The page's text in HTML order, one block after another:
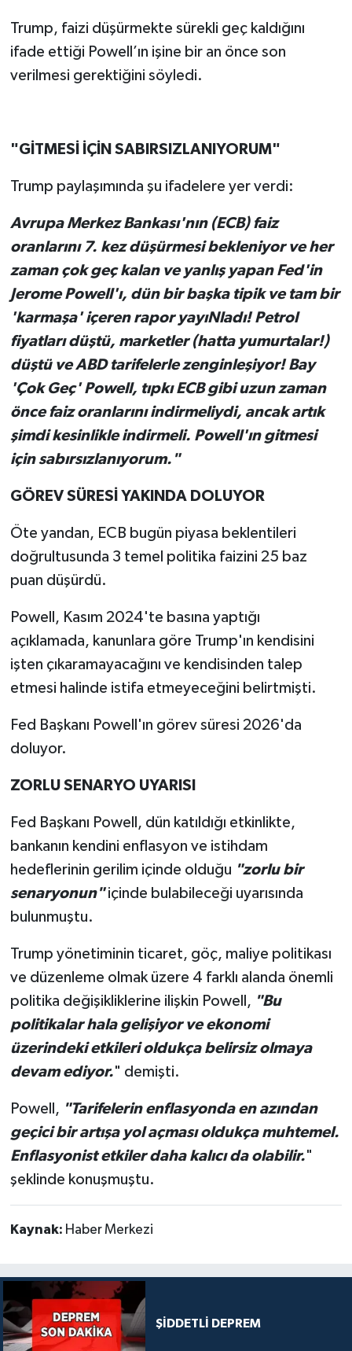
Trump, faizi düşürmekte sürekli geç kaldığını
ifade ettiği Powell’ın işine bir an önce son
verilmesi gerektiğini söyledi.
"GİTMESİ İÇİN SABIRSIZLANIYORUM"
Trump paylaşımında şu ifadelere yer verdi:
Avrupa Merkez Bankası'nın (ECB) faiz
oranlarını 7. kez düşürmesi bekleniyor ve her
zaman çok geç kalan ve yanlış yapan Fed'in
Jerome Powell'ı, dün bir başka tipik ve tam bir
'karmaşa' içeren rapor yayıNladı! Petrol
fiyatları düştü, marketler (hatta yumurtalar!)
düştü ve ABD tarifelerle zenginleşiyor! Bay
'Çok Geç' Powell, tıpkı ECB gibi uzun zaman
önce faiz oranlarını indirmeliydi, ancak artık
şimdi kesinlikle indirmeli. Powell'ın gitmesi
için sabırsızlanıyorum."
GÖREV SÜRESİ YAKINDA DOLUYOR
Öte yandan, ECB bugün piyasa beklentileri
doğrultusunda 3 temel politika faizini 25 baz
puan düşürdü.
Powell, Kasım 2024'te basına yaptığı
açıklamada, kanunlara göre Trump'ın kendisini
işten çıkaramayacağını ve kendisinden talep
etmesi halinde istifa etmeyeceğini belirtmişti.
Fed Başkanı Powell'ın görev süresi 2026'da
doluyor.
ZORLU SENARYO UYARISI
Fed Başkanı Powell, dün katıldığı etkinlikte,
bankanın kendini enflasyon ve istihdam
hedeflerinin gerilim içinde olduğu "zorlu bir
senaryonun"içinde bulabileceği uyarısında
bulunmuştu.
Trump yönetiminin ticaret, göç, maliye politikası
ve düzenleme olmak üzere 4 farklı alanda önemli
politika değişikliklerine ilişkin Powell, "Bu
politikalar hala gelişiyor ve ekonomi
üzerindeki etkileri oldukça belirsiz olmaya
devam ediyor." demişti.
Powell, "Tarifelerin enflasyonda en azından
geçici bir artışa yol açması oldukça muhtemel.
Enflasyonist etkiler daha kalıcı da olabilir."
şeklinde konuşmuştu.
Kaynak: Haber Merkezi
ŞİDDETLİ DEPREM